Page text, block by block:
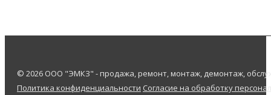
© 2026 ООО "ЭМКЗ" - продажа, ремонт, монтаж, демонтаж,
Политика конфиденциальности Согласие на обработку